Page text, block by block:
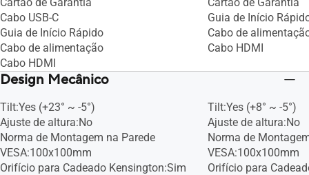
Cabo USB-C
Guia de Início Rápido
Cabo de alimentação
Cabo HDMI
Guia de Início
Cabo de
Cabo HDMI
Design Mecânico
Tilt:Yes (+23° ~ -5°)
Ajuste de altura:No
Norma de Montagem na Parede
VESA:100x100mm
Orifício para Cadeado Kensington:Sim
Tilt:Yes (+8° ~ -5°)
Ajuste de altura:No
Norma de
VESA:100x100mm
Orifício para